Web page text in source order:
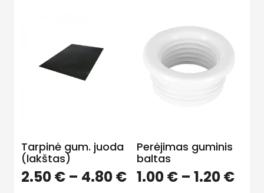
Tarpinė gum. juoda
(lakštas)
2.50€ – 4.80€Price
Perėjimas guminis
baltas
1.00€ – 1.20€